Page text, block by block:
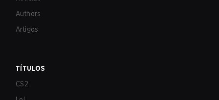
Authors
Artigos
TÍTULOS
CS2